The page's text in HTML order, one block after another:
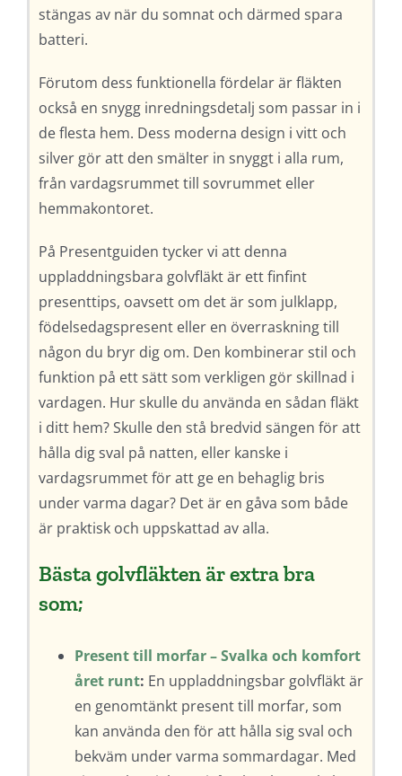
stängas av när du somnat och därmed spara
batteri.
Förutom dess funktionella fördelar är fläkten
också en snygg inredningsdetalj som passar in i
de flesta hem. Dess moderna design i vitt och
silver gör att den smälter in snyggt i alla rum,
från vardagsrummet till sovrummet eller
hemmakontoret.
På Presentguiden tycker vi att denna
uppladdningsbara golvfläkt är ett finfint
presenttips, oavsett om det är som julklapp,
födelsedagspresent eller en överraskning till
någon du bryr dig om. Den kombinerar stil och
funktion på ett sätt som verkligen gör skillnad i
vardagen. Hur skulle du använda en sådan fläkt
i ditt hem? Skulle den stå bredvid sängen för att
hålla dig sval på natten, eller kanske i
vardagsrummet för att ge en behaglig bris
under varma dagar? Det är en gåva som både
är praktisk och uppskattad av alla.
Bästa golvfläkten är extra bra
som;
Present till morfar – Svalka och komfort
året runt: En uppladdningsbar golvfläkt är
en genomtänkt present till morfar, som
kan använda den för att hålla sig sval och
bekväm under varma sommardagar. Med